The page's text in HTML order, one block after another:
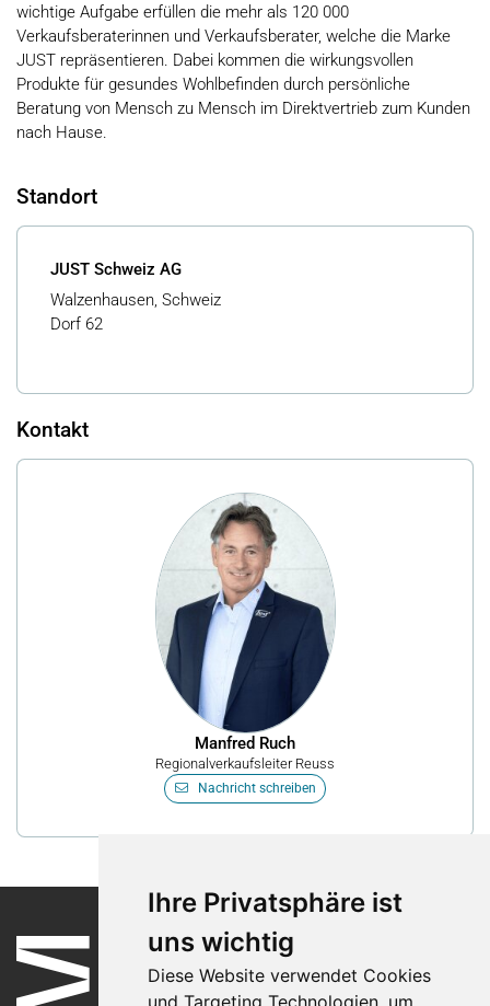
Ihre Privatsphäre ist
uns wichtig
Diese Website verwendet Cookies
und Targeting Technologien, um
wichtige Aufgabe erfüllen die mehr als 120 000
Verkaufsberaterinnen und Verkaufsberater, welche die Marke
JUST repräsentieren. Dabei kommen die wirkungsvollen
Produkte für gesundes Wohlbefinden durch persönliche
Beratung von Mensch zu Mensch im Direktvertrieb zum Kunden
nach Hause.
Standort
JUST Schweiz AG
Walzenhausen, Schweiz
Dorf 62
Kontakt
Manfred Ruch
Regionalverkaufsleiter Reuss
Nachricht schreiben